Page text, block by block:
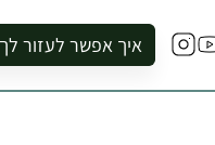
איך אפשר לעזור
להזמין סיור לקבוצה